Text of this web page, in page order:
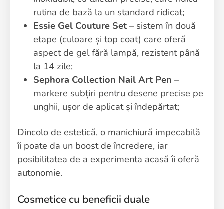
rutina de bază la un standard ridicat;
Essie Gel Couture Set – sistem în două
etape (culoare și top coat) care oferă
aspect de gel fără lampă, rezistent până
la 14 zile;
Sephora Collection Nail Art Pen –
markere subțiri pentru desene precise pe
unghii, ușor de aplicat și îndepărtat;
Dincolo de estetică, o manichiură impecabilă
îi poate da un boost de încredere, iar
posibilitatea de a experimenta acasă îi oferă
autonomie.
Cosmetice cu beneficii duale